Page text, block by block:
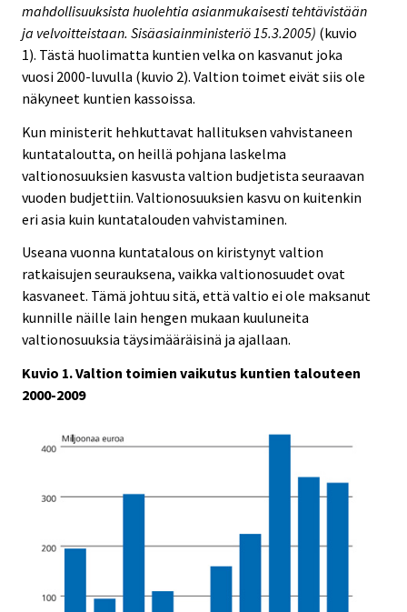
mahdollisuuksista huolehtia asianmukaisesti tehtävistään
ja velvoitteistaan. Sisäasiainministeriö 15.3.2005) (kuvio
1). Tästä huolimatta kuntien velka on kasvanut joka
vuosi 2000-luvulla (kuvio 2). Valtion toimet eivät siis ole
näkyneet kuntien kassoissa.
Kun ministerit hehkuttavat hallituksen vahvistaneen
kuntataloutta, on heillä pohjana laskelma
valtionosuuksien kasvusta valtion budjetista seuraavan
vuoden budjettiin. Valtionosuuksien kasvu on kuitenkin
eri asia kuin kuntatalouden vahvistaminen.
Useana vuonna kuntatalous on kiristynyt valtion
ratkaisujen seurauksena, vaikka valtionosuudet ovat
kasvaneet. Tämä johtuu sitä, että valtio ei ole maksanut
kunnille näille lain hengen mukaan kuuluneita
valtionosuuksia täysimääräisinä ja ajallaan.
Kuvio 1. Valtion toimien vaikutus kuntien talouteen
2000-2009